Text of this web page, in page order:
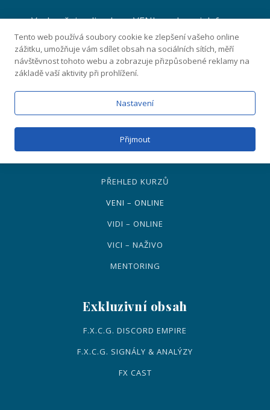
Vyzkoušej online kurz VENI, pochop, jak forex
funguje, a přesvědč se, jestli na to máš! ZDARMA a bez
závazků!
Přidej se na free Discord
PŘEHLED KURZŮ
VENI – ONLINE
VIDI – ONLINE
VICI – NAŽIVO
MENTORING
Exkluzivní obsah
F.X.C.G. DISCORD EMPIRE
F.X.C.G. SIGNÁLY & ANALÝZY
FX CAST
Tento web používá soubory cookie ke zlepšení vašeho online
zážitku, umožňuje vám sdílet obsah na sociálních sítích, měří
návštěvnost tohoto webu a zobrazuje přizpůsobené reklamy na
základě vaší aktivity při prohlížení.
Nastavení
Přijmout